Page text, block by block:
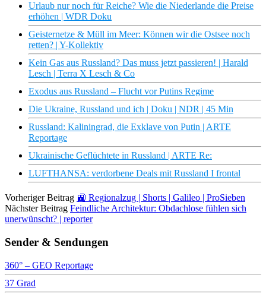
Urlaub nur noch für Reiche? Wie die Niederlande die Preise
erhöhen | WDR Doku
Geisternetze & Müll im Meer: Können wir die Ostsee noch
retten? | Y-Kollektiv
Kein Gas aus Russland? Das muss jetzt passieren! | Harald
Lesch | Terra X Lesch & Co
Exodus aus Russland – Flucht vor Putins Regime
Die Ukraine, Russland und ich | Doku | NDR | 45 Min
Russland: Kaliningrad, die Exklave von Putin | ARTE
Reportage
Ukrainische Geflüchtete in Russland | ARTE Re:
LUFTHANSA: verdorbene Deals mit Russland I frontal
Vorheriger Beitrag 🚉 Regionalzug | Shorts | Galileo | ProSieben
Nächster Beitrag Feindliche Architektur: Obdachlose fühlen sich
unerwünscht? | reporter
Sender & Sendungen
360° – GEO Reportage
37 Grad